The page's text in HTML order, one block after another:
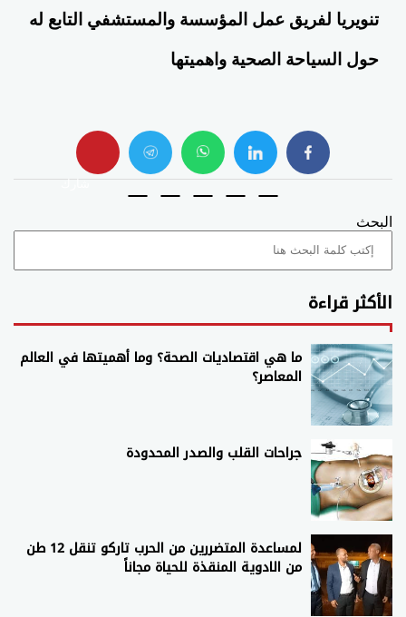
تنويريا لفريق عمل المؤسسة والمستشفي التابع له
حول السياحة الصحية واهميتها
facebook
twitter
whats
شارك
البحث
الأكثر قراءة
ما هي اقتصاديات الصحة؟ وما أهميتها في العالم
المعاصر؟
جراحات القلب والصدر المحدودة
لمساعدة المتضررين من الحرب تاركو تنقل 12 طن
من الادوية المنقذة للحياة مجاناً